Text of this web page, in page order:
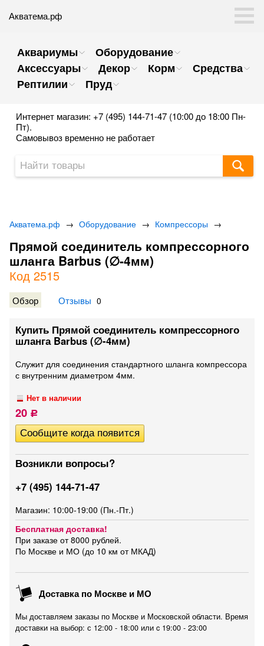
Акватема.рф
Аквариумы
Оборудование
Аксессуары
Декор Корм
Средства
Рептилии
Пруд
Интернет магазин: +7 (495) 144-71-47 (10:00 до 18:00 Пн-
Пт).
Самовывоз временно не работает
Акватема.рф → Оборудование → Компрессоры →
Прямой соединитель компрессорного
шланга Barbus (∅-4мм)
Код 2515
Обзор Отзывы 0
Купить Прямой соединитель компрессорного
шланга Barbus (∅-4мм)
Служит для соединения стандартного шланга компрессора
с внутренним диаметром 4мм.
Нет в наличии
20 Р
Возникли вопросы?
+7 (495) 144-71-47
Магазин: 10:00-19:00 (Пн.-Пт.)
Бесплатная доставка!
При заказе от 8000 рублей.
По Москве и МО (до 10 км от МКАД)
Доставка по Москве и МО
Мы доставляем заказы по Москве и Московской области. Время
доставки на выбор: с 12:00 - 18:00 или c 19:00 - 23:00